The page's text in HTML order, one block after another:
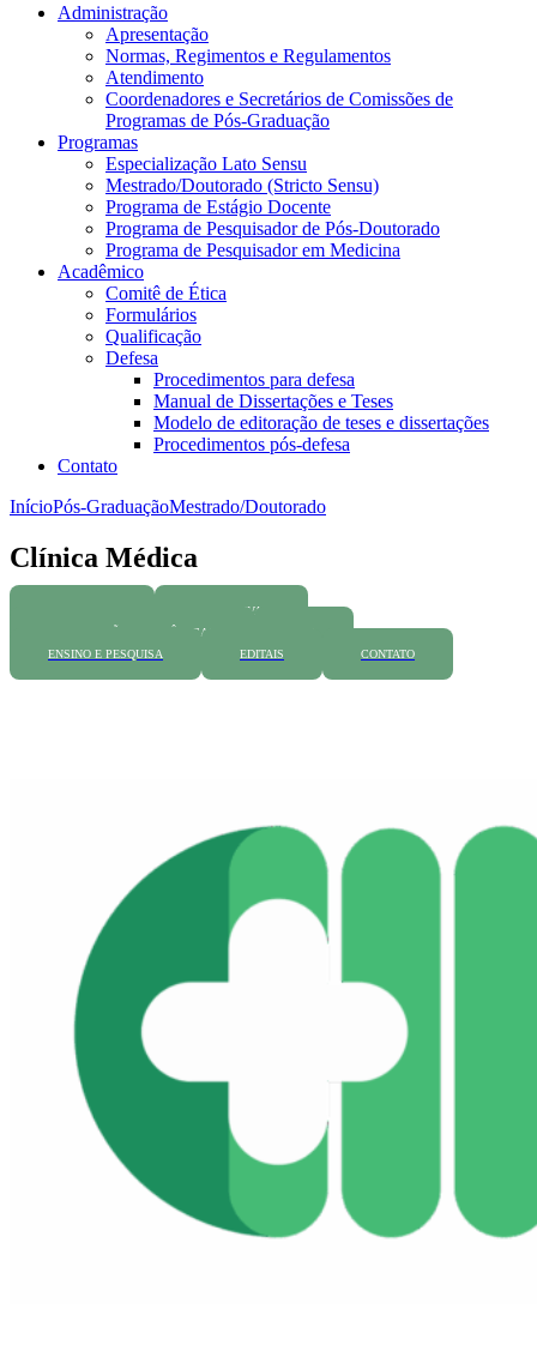
Administração
Apresentação
Normas, Regimentos e Regulamentos
Atendimento
Coordenadores e Secretários de Comissões de
Programas de Pós-Graduação
Programas
Especialização Lato Sensu
Mestrado/Doutorado (Stricto Sensu)
Programa de Estágio Docente
Programa de Pesquisador de Pós-Doutorado
Programa de Pesquisador em Medicina
Acadêmico
Comitê de Ética
Formulários
Qualificação
Defesa
Procedimentos para defesa
Manual de Dissertações e Teses
Modelo de editoração de teses e dissertações
Procedimentos pós-defesa
Contato
InícioPós-GraduaçãoMestrado/Doutorado
Clínica Médica
NORMATIVAS
INFORMAÇÕES ACADÊMICAS
ENSINO E PESQUISA
EDITAIS CONTATO